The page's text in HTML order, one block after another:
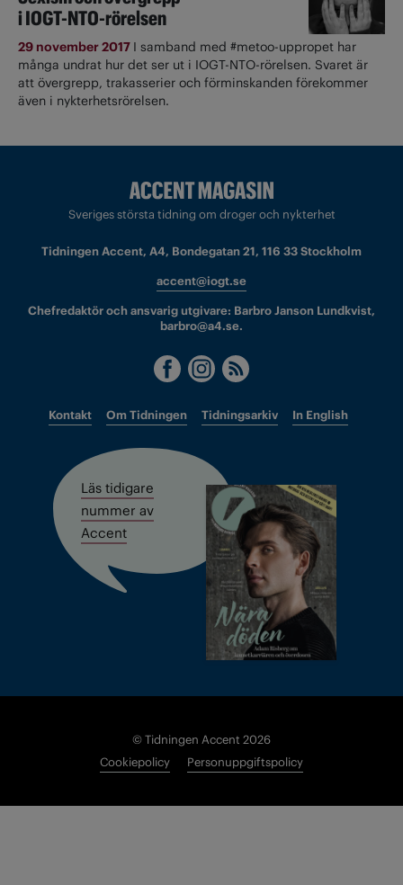
i IOGT-NTO-rörelsen
29 november 2017 I samband med #metoo-uppropet har
många undrat hur det ser ut i IOGT-NTO-rörelsen. Svaret är
att övergrepp, trakasserier och förminskanden förekommer
även i nykterhetsrörelsen.
Sveriges största tidning om droger och nykterhet
Tidningen Accent, A4, Bondegatan 21, 116 33 Stockholm
accent@iogt.se
Chefredaktör och ansvarig utgivare: Barbro Janson Lundkvist,
barbro@a4.se.
Kontakt Om Tidningen Tidningsarkiv In English
Läs tidigare
nummer av
Accent
© Tidningen Accent 2026
Cookiepolicy
Personuppgiftspolicy